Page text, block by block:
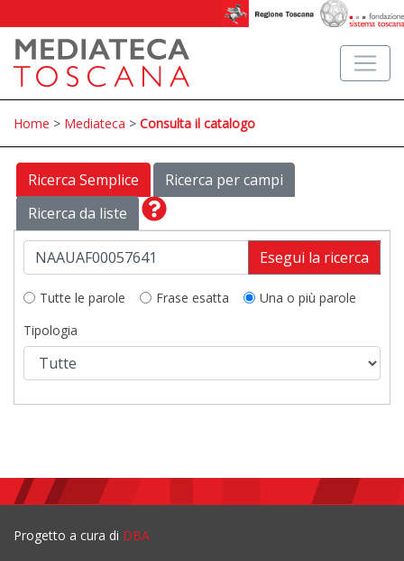
Home > Mediateca > Consulta il catalogo
Ricerca Semplice
Ricerca per campi
Ricerca da liste
Esegui la ricerca
Tutte le parole Frase esatta
Una o più parole
Tipologia
Progetto a cura di DBA